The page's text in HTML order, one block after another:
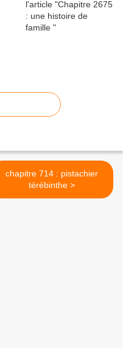
chapitre 714 : pistachier
térébinthe >